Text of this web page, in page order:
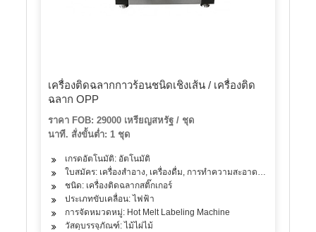
เครื่องติดฉลากกาวร้อนชนิดเชิงเส้น / เครื่องติด
ฉลาก OPP
ราคา FOB: 29000 เหรียญสหรัฐ / ชุด
นาที. สั่งขั้นต่ำ: 1 ชุด
เกรดอัตโนมัติ: อัตโนมัติ
ใบสมัคร: เครื่องสำอาง, เครื่องดื่ม, การทำความสะอาด, ผงซักฟอก
ชนิด: เครื่องติดฉลากสติ๊กเกอร์
ประเภทขับเคลื่อน: ไฟฟ้า
การจัดหมวดหมู่: Hot Melt Labeling Machine
วัสดุบรรจุภัณฑ์: ไม้ไผ่ไม้